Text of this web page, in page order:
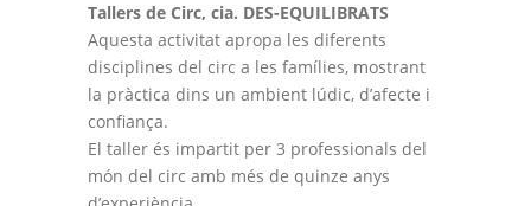
Tallers de Circ, cia. DES-EQUILIBRATS
Aquesta activitat apropa les diferents
disciplines del circ a les famílies, mostrant
la pràctica dins un ambient lúdic, d’afecte i
confiança.
El taller és impartit per 3 professionals del
món del circ amb més de quinze anys